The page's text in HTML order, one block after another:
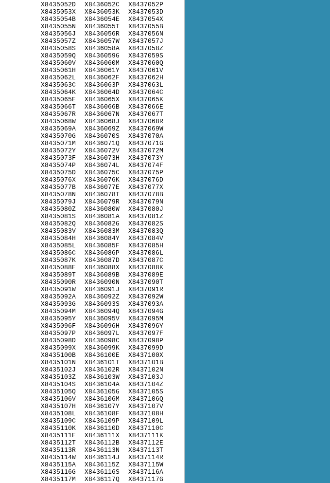
X8435052D
X8435053X
X8435054B
X8435055N
X8435056J
X8435057Z
X8435058S
X8435059Q
X8435060V
X8435061H
X8435062L
X8435063C
X8435064K
X8435065E
X8435066T
X8435067R
X8435068W
X8435069A
X8435070G
X8435071M
X8435072Y
X8435073F
X8435074P
X8435075D
X8435076X
X8435077B
X8435078N
X8435079J
X8435080Z
X8435081S
X8435082Q
X8435083V
X8435084H
X8435085L
X8435086C
X8435087K
X8435088E
X8435089T
X8435090R
X8435091W
X8435092A
X8435093G
X8435094M
X8435095Y
X8435096F
X8435097P
X8435098D
X8435099X
X8435100B
X8435101N
X8435102J
X8435103Z
X8435104S
X8435105Q
X8435106V
X8435107H
X8435108L
X8435109C
X8435110K
X8435111E
X8435112T
X8435113R
X8435114W
X8435115A
X8435116G
X8435117M
X8436052C
X8436053K
X8436054E
X8436055T
X8436056R
X8436057W
X8436058A
X8436059G
X8436060M
X8436061Y
X8436062F
X8436063P
X8436064D
X8436065X
X8436066B
X8436067N
X8436068J
X8436069Z
X8436070S
X8436071Q
X8436072V
X8436073H
X8436074L
X8436075C
X8436076K
X8436077E
X8436078T
X8436079R
X8436080W
X8436081A
X8436082G
X8436083M
X8436084Y
X8436085F
X8436086P
X8436087D
X8436088X
X8436089B
X8436090N
X8436091J
X8436092Z
X8436093S
X8436094Q
X8436095V
X8436096H
X8436097L
X8436098C
X8436099K
X8436100E
X8436101T
X8436102R
X8436103W
X8436104A
X8436105G
X8436106M
X8436107Y
X8436108F
X8436109P
X8436110D
X8436111X
X8436112B
X8436113N
X8436114J
X8436115Z
X8436116S
X8436117Q
X8437052P
X8437053D
X8437054X
X8437055B
X8437056N
X8437057J
X8437058Z
X8437059S
X8437060Q
X8437061V
X8437062H
X8437063L
X8437064C
X8437065K
X8437066E
X8437067T
X8437068R
X8437069W
X8437070A
X8437071G
X8437072M
X8437073Y
X8437074F
X8437075P
X8437076D
X8437077X
X8437078B
X8437079N
X8437080J
X8437081Z
X8437082S
X8437083Q
X8437084V
X8437085H
X8437086L
X8437087C
X8437088K
X8437089E
X8437090T
X8437091R
X8437092W
X8437093A
X8437094G
X8437095M
X8437096Y
X8437097F
X8437098P
X8437099D
X8437100X
X8437101B
X8437102N
X8437103J
X8437104Z
X8437105S
X8437106Q
X8437107V
X8437108H
X8437109L
X8437110C
X8437111K
X8437112E
X8437113T
X8437114R
X8437115W
X8437116A
X8437117G